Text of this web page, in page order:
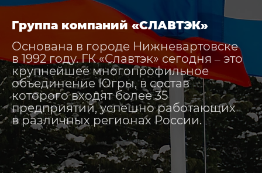
Группа компаний «СЛАВТЭК»
Основана в городе Нижневартовске
в 1992 году. ГК «Славтэк» сегодня– это
крупнейшее многопрофильное
объединение Югры, в состав
которого входят более 35
предприятий, успешно работающих
в различных регионах России.